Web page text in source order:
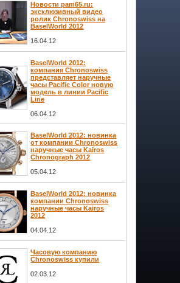
Новости pam65.ru:
эксклюзивный видео
ролик Chronoswiss на
BaselWorld 2012
16.04.12
BaselWorld 2012:
компания Chronoswiss
представляет наручные
часы Pacific Color новую
модель в линии Pacific
Line
06.04.12
BaselWorld 2012: новинка
от компании Chronoswiss
наручные часы Kairos
Chronograph 2012
05.04.12
BaselWorld 2012: новинка
компании Chronoswiss
наручные часы Kairos
2012
04.04.12
Часовую компанию
Chronoswiss купили
02.03.12